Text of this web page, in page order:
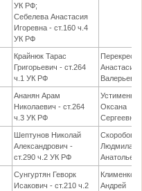
УК РФ;
Себелева Анастасия
Игоревна - ст.160 ч.4
УК РФ
Крайнюк Тарас
Григорьевич - ст.264
ч.1 УК РФ
Анастасия
Ананян Арам
Николаевич - ст.264
ч.3 УК РФ
Устименко
Оксана
Сергеевна
Шептунов Николай
Александрович -
ст.290 ч.2 УК РФ
Людмила
Сунгуртян Геворк
Исакович - ст.210 ч.2
Клименко
Андрей